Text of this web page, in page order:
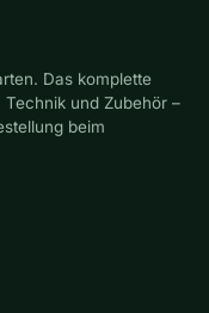
Das komplette
Technik und Zubehör –
beim